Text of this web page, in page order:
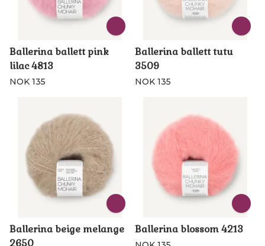
Ballerina ballett pink
lilac 4813
NOK 135
Ballerina ballett tutu
3509
NOK 135
Ballerina beige melange
2650
Ballerina blossom 4213